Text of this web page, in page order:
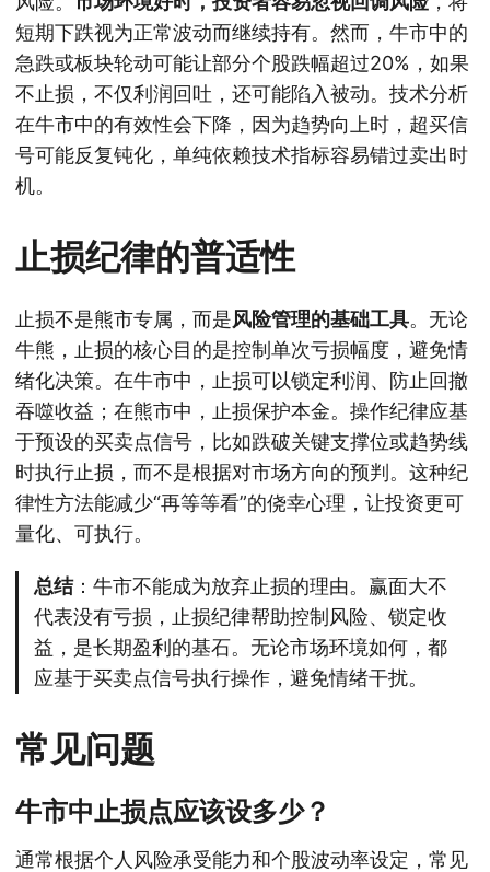
短期下跌视为正常波动而继续持有。然而，牛市中的
急跌或板块轮动可能让部分个股跌幅超过20%，如果
不止损，不仅利润回吐，还可能陷入被动。技术分析
在牛市中的有效性会下降，因为趋势向上时，超买信
号可能反复钝化，单纯依赖技术指标容易错过卖出时
机。
止损纪律的普适性
止损不是熊市专属，而是风险管理的基础工具。无论
牛熊，止损的核心目的是控制单次亏损幅度，避免情
绪化决策。在牛市中，止损可以锁定利润、防止回撤
吞噬收益；在熊市中，止损保护本金。操作纪律应基
于预设的买卖点信号，比如跌破关键支撑位或趋势线
时执行止损，而不是根据对市场方向的预判。这种纪
律性方法能减少“再等等看”的侥幸心理，让投资更可
量化、可执行。
总结：牛市不能成为放弃止损的理由。赢面大不
代表没有亏损，止损纪律帮助控制风险、锁定收
益，是长期盈利的基石。无论市场环境如何，都
应基于买卖点信号执行操作，避免情绪干扰。
常见问题
牛市中止损点应该设多少？
通常根据个人风险承受能力和个股波动率设定，常见